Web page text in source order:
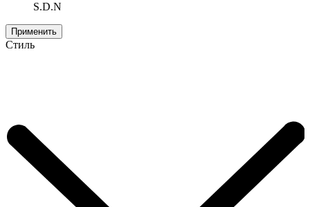
S.D.N
Применить
Стиль